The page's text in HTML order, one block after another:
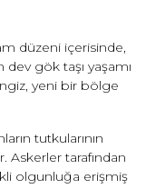
düzeni içerisinde,
gök taşı yaşamı
yeni bir bölge
tutkularının
Askerler tarafından
olgunluğa erişmiş